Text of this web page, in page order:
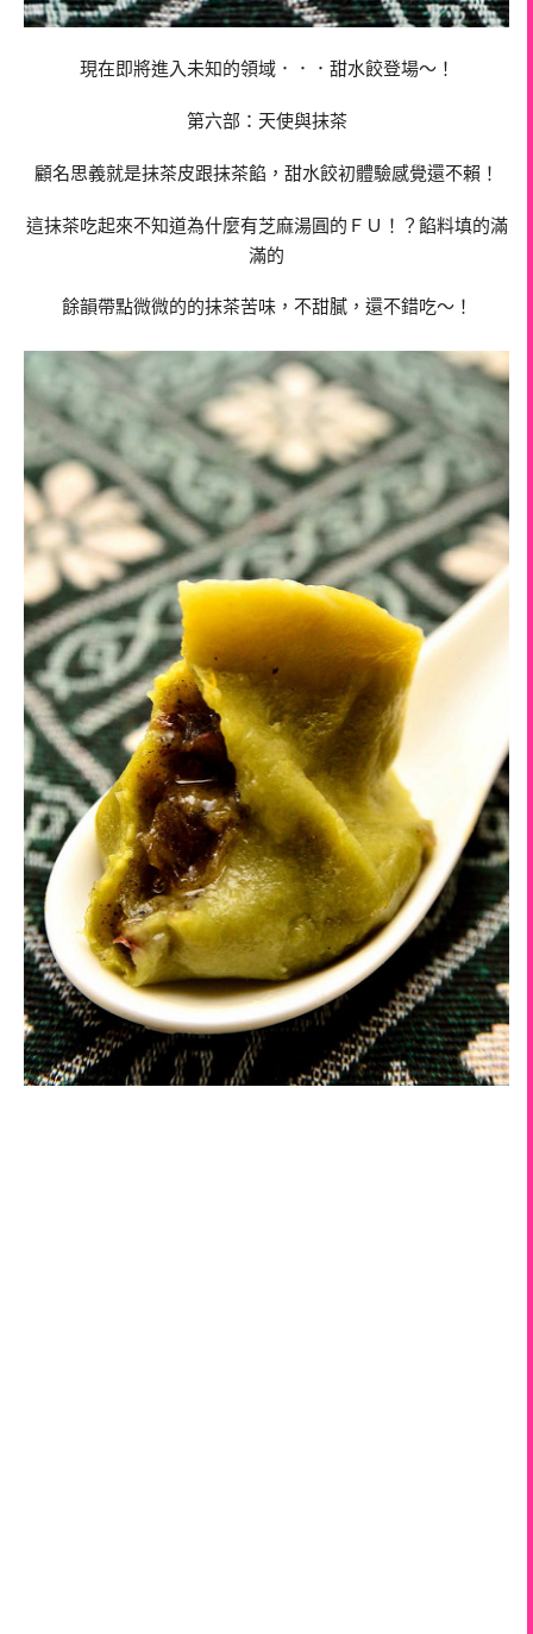
現在即將進入未知的領域．．．甜水餃登場～！
第六部：天使與抹茶
顧名思義就是抹茶皮跟抹茶餡，甜水餃初體驗感覺還不賴！
這抹茶吃起來不知道為什麼有芝麻湯圓的ＦＵ！？餡料填的滿
滿的
餘韻帶點微微的的抹茶苦味，不甜膩，還不錯吃～！